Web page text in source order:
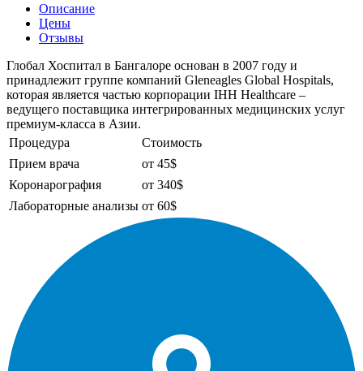
Описание
Цены
Отзывы
Глобал Хоспитал в Бангалоре основан в 2007 году и
принадлежит группе компаний Gleneagles Global Hospitals,
которая является частью корпорации IHH Healthcare –
ведущего поставщика интегрированных медицинских услуг
премиум-класса в Азии.
Процедура
Стоимость
Прием врача
от 45$
Коронарография
от 340$
Лабораторные анализы от 60$